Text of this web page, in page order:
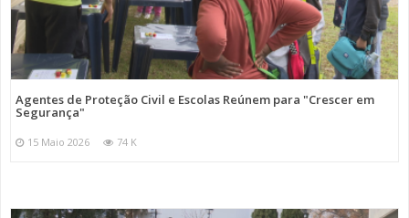
Agentes de Proteção Civil e Escolas Reúnem para "Crescer em
Segurança"
15 Maio 2026 74 K